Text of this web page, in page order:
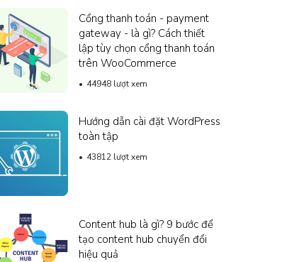
Cổng thanh toán - payment
gateway - là gì? Cách thiết
lập tùy chọn cổng thanh toán
trên WooCommerce
44948 lượt xem
Hướng dẫn cài đặt WordPress
toàn tập
43812 lượt xem
Content hub là gì? 9 bước để
tạo content hub chuyển đổi
hiệu quả